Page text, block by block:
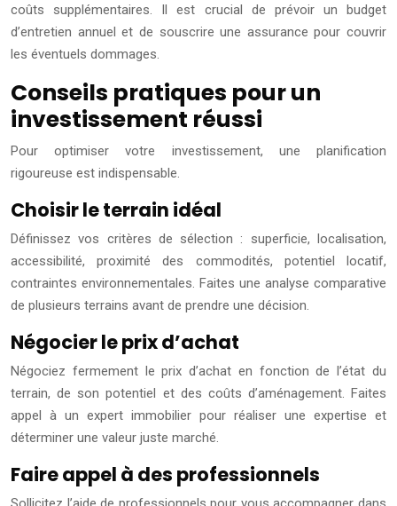
coûts supplémentaires. Il est crucial de prévoir un budget
d’entretien annuel et de souscrire une assurance pour couvrir
les éventuels dommages.
Conseils pratiques pour un
investissement réussi
Pour optimiser votre investissement, une planification
rigoureuse est indispensable.
Choisir le terrain idéal
Définissez vos critères de sélection : superficie, localisation,
accessibilité, proximité des commodités, potentiel locatif,
contraintes environnementales. Faites une analyse comparative
de plusieurs terrains avant de prendre une décision.
Négocier le prix d’achat
Négociez fermement le prix d’achat en fonction de l’état du
terrain, de son potentiel et des coûts d’aménagement. Faites
appel à un expert immobilier pour réaliser une expertise et
déterminer une valeur juste marché.
Faire appel à des professionnels